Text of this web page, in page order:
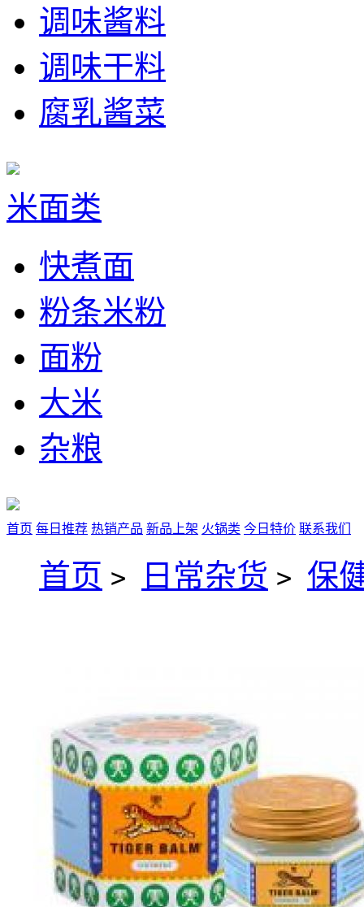
调味酱料
调味干料
腐乳酱菜
米面类
快煮面
粉条米粉
面粉
大米
杂粮
首页 每日推荐 热销产品 新品上架 火锅类 今日特价 联系我们
首页 > 日常杂货 > 保